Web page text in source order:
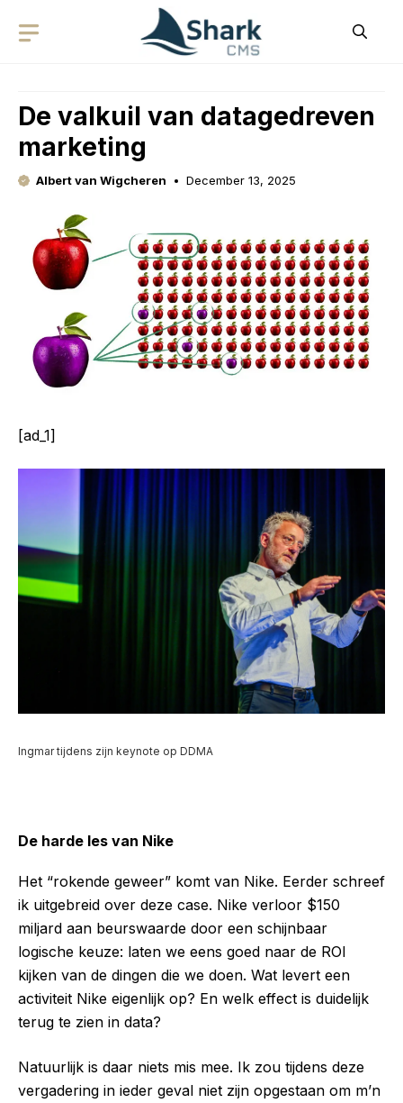
De valkuil van datagedreven
marketing
Albert van Wigcheren December 13, 2025
[ad_1]
Ingmar tijdens zijn keynote op DDMA
De harde les van Nike
Het “rokende geweer” komt van Nike. Eerder schreef
ik uitgebreid over deze case. Nike verloor $150
miljard aan beurswaarde door een schijnbaar
logische keuze: laten we eens goed naar de ROI
kijken van de dingen die we doen. Wat levert een
activiteit Nike eigenlijk op? En welk effect is duidelijk
terug te zien in data?
Natuurlijk is daar niets mis mee. Ik zou tijdens deze
vergadering in ieder geval niet zijn opgestaan om m’n